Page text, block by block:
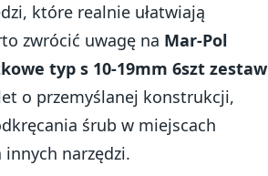
które realnie ułatwiają
zwrócić uwagę na Mar-Pol
typ s 10-19mm 6szt zestaw
o przemyślanej konstrukcji,
śrub w miejscach
narzędzi.